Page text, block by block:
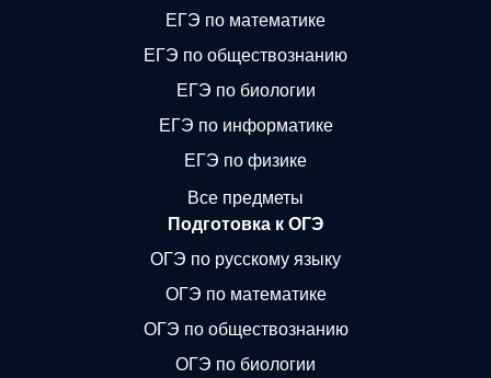
ЕГЭ по математике
ЕГЭ по обществознанию
ЕГЭ по биологии
ЕГЭ по информатике
ЕГЭ по физике
Все предметы
Подготовка к ОГЭ
ОГЭ по русскому языку
ОГЭ по математике
ОГЭ по обществознанию
ОГЭ по биологии